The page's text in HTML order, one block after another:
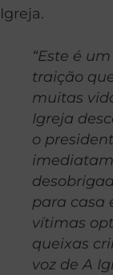
Igreja.
“Este é
traição
muitas
Igreja
o
para casa
vítimas
queixas
voz de A